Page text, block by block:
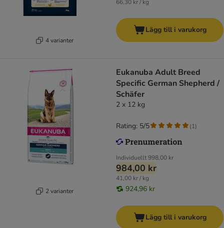
4 varianter
66,30 kr / kg
Lägg till i varukorg
2 varianter
Eukanuba Adult Breed
Specific German Shepherd /
Schäfer
2 x 12 kg
Individuellt998,00 kr
984,00 kr
41,00 kr / kg
924,96 kr
Rating: 5/5 (1)
Lägg till i varukorg